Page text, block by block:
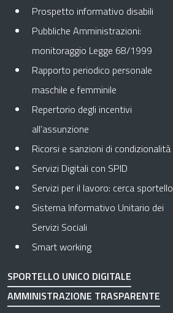
Prospetto informativo disabili
Pubbliche Amministrazioni:
monitoraggio Legge 68/1999
Rapporto periodico personale
maschile e femminile
Repertorio degli incentivi
all’assunzione
Ricorsi e sanzioni di condizionalità
Servizi Digitali con SPID
Servizi per il lavoro: cerca sportello
Sistema Informativo Unitario dei
Servizi Sociali
Smart working
SPORTELLO UNICO DIGITALE
AMMINISTRAZIONE TRASPARENTE